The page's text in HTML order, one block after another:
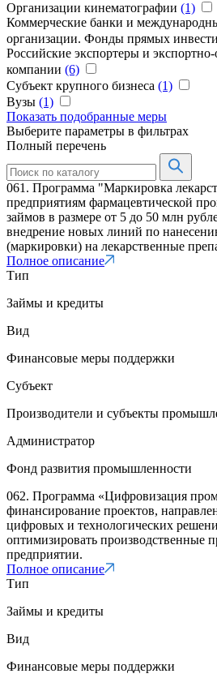
Организации кинематографии (1)
Коммерческие банки и
организации. Фонды прямых
Российские экспортеры и
компании (6)
Субъект крупного бизнеса (1)
Вузы (1)
Показать подобранные меры
Выберите параметры в фильтрах
Полный перечень
061. Программа "Маркировка
предприятиям фармацевтической
займов в размере от 5 до 50 млн
внедрение новых линий по
(маркировки) на лекарственные
Полное описание
Тип
Займы и кредиты
Вид
Финансовые меры поддержки
Субъект
Производители и субъекты
Администратор
Фонд развития промышленности
062. Программа «Цифровизация
финансирование проектов,
цифровых и технологических
оптимизировать производственные
предприятии.
Полное описание
Тип
Займы и кредиты
Вид
Финансовые меры поддержки